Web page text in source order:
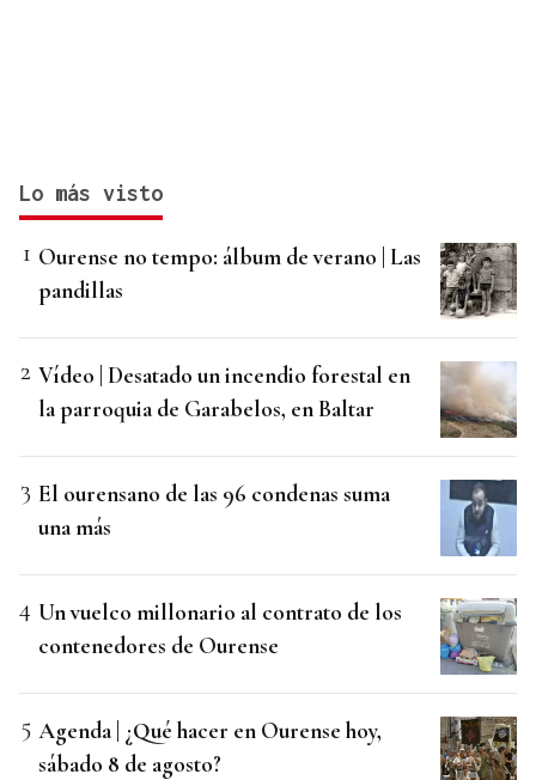
Lo más visto
Ourense no tempo: álbum de verano | Las
pandillas
Vídeo | Desatado un incendio forestal en
la parroquia de Garabelos, en Baltar
El ourensano de las 96 condenas suma
una más
Un vuelco millonario al contrato de los
contenedores de Ourense
Agenda | ¿Qué hacer en Ourense hoy,
sábado 8 de agosto?